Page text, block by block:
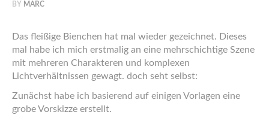
BY MARC
Das fleißige Bienchen hat mal wieder gezeichnet. Dieses
mal habe ich mich erstmalig an eine mehrschichtige Szene
mit mehreren Charakteren und komplexen
Lichtverhältnissen gewagt. doch seht selbst:
Zunächst habe ich basierend auf einigen Vorlagen eine
grobe Vorskizze erstellt.